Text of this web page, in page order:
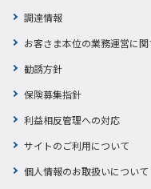
ご契約のしおり・
保険用語集
お問い合わせ
すこやか健康ラボ
ラジオ体操・みん
ラジオ体操ポータ
かんぽ生命のサス
お客さまの声／お
調達情報
お客さま本位の業務運営に
勧誘方針
保険募集指針
利益相反管理への対応
サイトのご利用について
個人情報のお取扱いについて